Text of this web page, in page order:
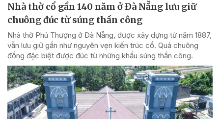
Nhà thờ cổ gần 140 năm ở Đà Nẵng lưu giữ
chuông đúc từ súng thần công
Nhà thờ Phú Thượng ở Đà Nẵng, được xây dựng từ năm 1887,
vẫn lưu giữ gần như nguyên vẹn kiến trúc cổ. Quả chuông
đồng đặc biệt được đúc từ những khẩu súng thần công.